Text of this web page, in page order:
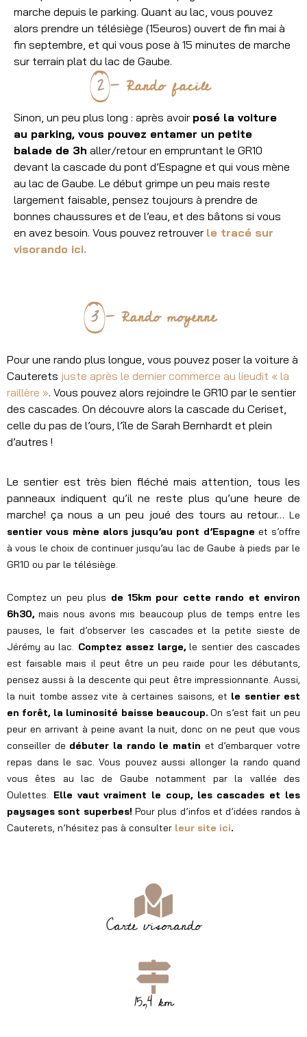
marche depuis le parking. Quant au lac, vous pouvez
alors prendre un télésiège (15euros) ouvert de fin mai à
fin septembre, et qui vous pose à 15 minutes de marche
sur terrain plat du lac de Gaube.
2 - Rando facile
Sinon, un peu plus long : après avoir posé la voiture
au parking, vous pouvez entamer un petite
balade de 3h aller/retour en empruntant le GR10
devant la cascade du pont d’Espagne et qui vous mène
au lac de Gaube. Le début grimpe un peu mais reste
largement faisable, pensez toujours à prendre de
bonnes chaussures et de l’eau, et des bâtons si vous
en avez besoin. Vous pouvez retrouver le tracé sur
visorando ici.
3 - Rando moyenne
Pour une rando plus longue, vous pouvez poser la voiture à
Cauterets juste après le dernier commerce au lieudit « la
raillère ». Vous pouvez alors rejoindre le GR10 par le sentier
des cascades. On découvre alors la cascade du Ceriset,
celle du pas de l’ours, l’île de Sarah Bernhardt et plein
d’autres !
Le sentier est très bien fléché mais attention, tous les
panneaux indiquent qu’il ne reste plus qu’une heure de
marche! ça nous a un peu joué des tours au retour… Le
sentier vous mène alors jusqu’au pont d’Espagne et s’offre
à vous le choix de continuer jusqu’au lac de Gaube à pieds par le
GR10 ou par le télésiège.
Comptez un peu plus de 15km pour cette rando et environ
6h30,mais nous avons mis beaucoup plus de temps entre les
pauses, le fait d’observer les cascades et la petite sieste de
Jérémy au lac. Comptez assez large, le sentier des cascades
est faisable mais il peut être un peu raide pour les débutants,
pensez aussi à la descente qui peut être impressionnante. Aussi,
la nuit tombe assez vite à certaines saisons, et le sentier est
en forêt, la luminosité baisse beaucoup.On s’est fait un peu
peur en arrivant à peine avant la nuit, donc on ne peut que vous
conseiller de débuter la rando le matin et d’embarquer votre
repas dans le sac. Vous pouvez aussi allonger la rando quand
vous êtes au lac de Gaube notamment par la vallée des
Oulettes. Elle vaut vraiment le coup, les cascades et les
paysages sont superbes! Pour plus d’infos et d’idées randos à
Cauterets, n’hésitez pas à consulter leur site ici.
Carte visorando
15,4 km